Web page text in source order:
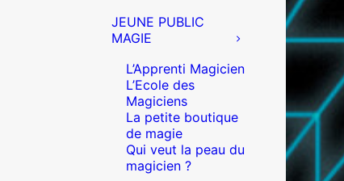
JEUNE PUBLIC
MAGIE
L’Apprenti Magicien
L’Ecole des
Magiciens
La petite boutique
de magie
Qui veut la peau du
magicien ?